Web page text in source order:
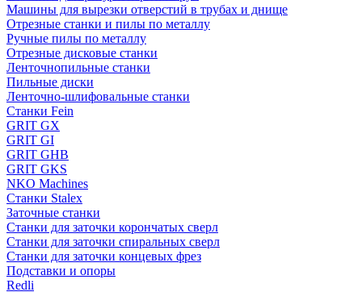
Машины для вырезки отверстий в трубах и днище
Отрезные станки и пилы по металлу
Ручные пилы по металлу
Отрезные дисковые станки
Ленточнопильные станки
Пильные диски
Ленточно-шлифовальные станки
Станки Fein
GRIT GX
GRIT GI
GRIT GHB
GRIT GKS
NKO Machines
Станки Stalex
Заточные станки
Станки для заточки корончатых сверл
Станки для заточки спиральных сверл
Станки для заточки концевых фрез
Подставки и опоры
Redli